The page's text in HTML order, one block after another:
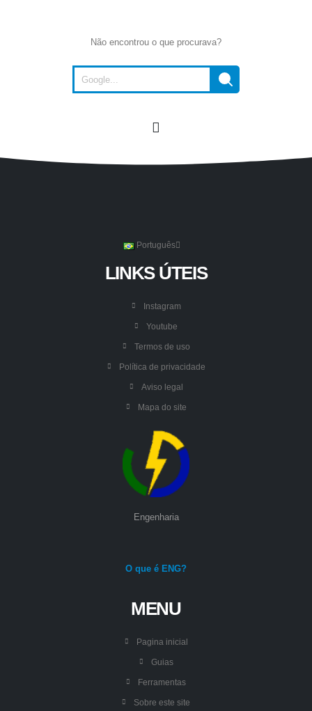
Não encontrou o que procurava?
Português
LINKS ÚTEIS
Instagram
Youtube
Termos de uso
Política de privacidade
Aviso legal
Mapa do site
Engenharia
O que é ENG?
MENU
Pagina inicial
Guias
Ferramentas
Sobre este site